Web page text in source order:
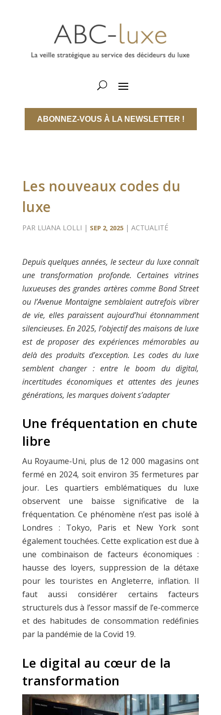
ABONNEZ-VOUS À LA NEWSLETTER !
Les nouveaux codes du
luxe
PAR LUANA LOLLI | SEP 2, 2025| ACTUALITÉ
Depuis quelques années, le secteur du luxe connaît
une transformation profonde. Certaines vitrines
luxueuses des grandes artères comme Bond Street
ou l’Avenue Montaigne semblaient autrefois vibrer
de vie, elles paraissent aujourd’hui étonnamment
silencieuses. En 2025, l’objectif des maisons de luxe
est de proposer des expériences mémorables au
delà des produits d’exception. Les codes du luxe
semblent changer : entre le boom du digital,
incertitudes économiques et attentes des jeunes
générations, les marques doivent s’adapter
Une fréquentation en chute
libre
Au Royaume-Uni, plus de 12 000 magasins ont
fermé en 2024, soit environ 35 fermetures par
jour. Les quartiers emblématiques du luxe
observent une baisse significative de la
fréquentation. Ce phénomène n’est pas isolé à
Londres : Tokyo, Paris et New York sont
également touchées. Cette explication est due à
une combinaison de facteurs économiques :
hausse des loyers, suppression de la détaxe
pour les touristes en Angleterre, inflation. Il
faut aussi considérer certains facteurs
structurels dus à l’essor massif de l’e-commerce
et des habitudes de consommation redéfinies
par la pandémie de la Covid 19.
Le digital au cœur de la
transformation